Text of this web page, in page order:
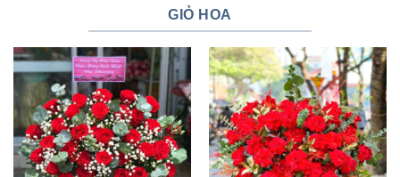
GIỎ HOA